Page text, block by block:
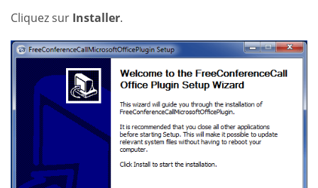
Cliquez sur Installer.